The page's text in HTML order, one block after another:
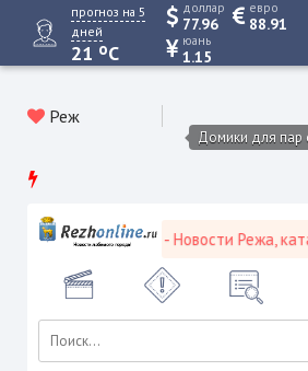
прогноз на 5
дней
21 oC
доллар
77.96
евро
88.91
юань
1.15
Реж
Домики для пар
портал - Новости Режа,